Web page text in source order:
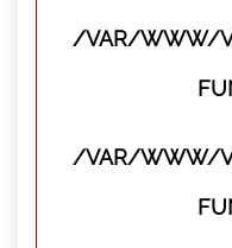
/VAR/WWW/
/VAR/WWW/